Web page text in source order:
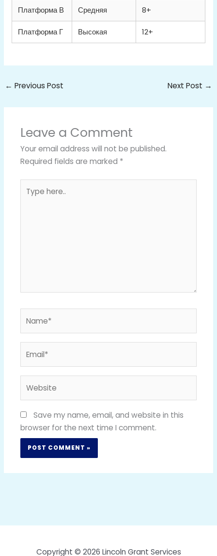
Платформа В Средняя 8+
Платформа Г Высокая 12+
← Previous Post Next Post →
Leave a Comment
Your email address will not be published.
Required fields are marked *
here..
Save my name, email, and website in this
browser for the next time I comment.
Copyright © 2026 Lincoln Grant Services